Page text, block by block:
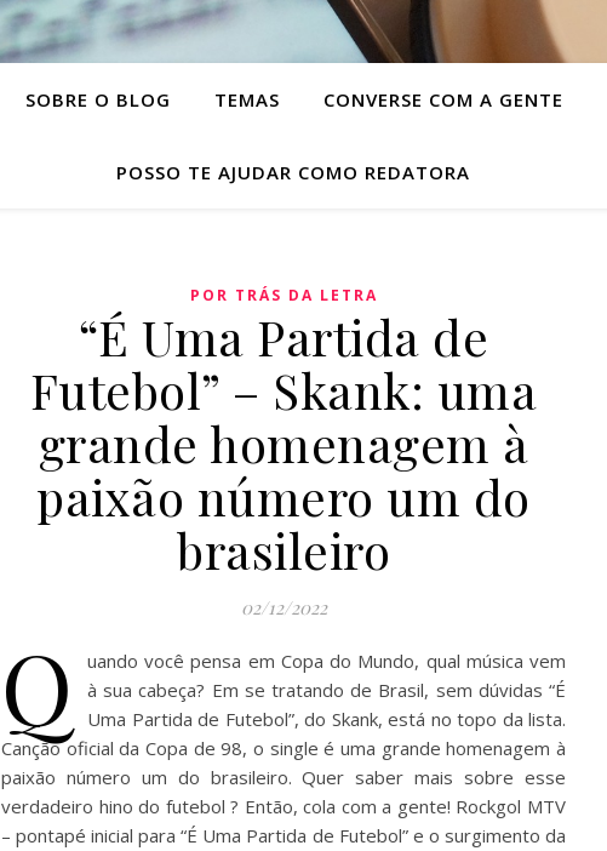
SOBRE O BLOG TEMAS CONVERSE COM A GENTE
POSSO TE AJUDAR COMO REDATORA
POR TRÁS DA LETRA
“É Uma Partida de
Futebol” – Skank: uma
grande homenagem à
paixão número um do
brasileiro
02/12/2022
Q
uando você pensa em Copa do Mundo, qual música vem
à sua cabeça? Em se tratando de Brasil, sem dúvidas “É
Uma Partida de Futebol”, do Skank, está no topo da lista.
Canção oficial da Copa de 98, o single é uma grande homenagem à
paixão número um do brasileiro. Quer saber mais sobre esse
verdadeiro hino do futebol ? Então, cola com a gente! Rockgol MTV
– pontapé inicial para “É Uma Partida de Futebol” e o surgimento da